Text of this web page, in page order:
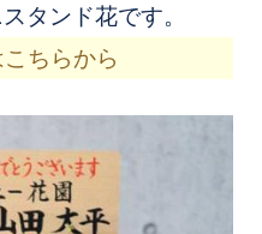
タンド花です。
ちらから